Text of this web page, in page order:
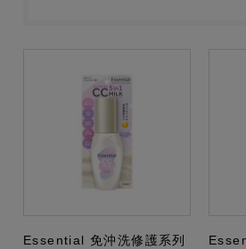
Essential 免沖洗修護系列